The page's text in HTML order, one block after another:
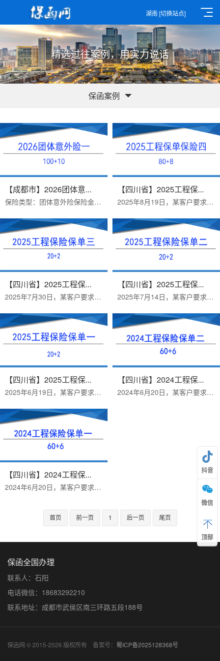
湖南[切换站点]
精选过往案例，用实力说话
保函案例
【成都市】2026团体意...
保险类型：团体意外险保险金额：100+10办理周期：三个工作日保险机构：中国太平洋保险办理时间：2026年06月09日办理优势：1、150...
【四川省】2025工程保...
2025年8月19日，某客户要求购买合同金额为1968668的建筑工程团体人身意外伤害保险。团体意外保险“80+8”一般是指伤残险80万加8万...
【四川省】2025工程保...
2025年7月30日，某客户要求购买合同金额为1235150.53的建筑工程团体人身意外伤害保险。团体意外保险“20+2”一般是指伤残险20万加...
【四川省】2025工程保...
2025年7月14日，某客户要求购买合同金额为1,233,912.07的建筑工程团体人身意外伤害保险。团体意外保险“20+2”一般是指伤残险20万...
【四川省】2025工程保...
2025年6月19日，某客户要求购买合同金额为2533910.8的建筑工程一切险。工地买意外保险“20+2”一般是指伤残险20万加2万块钱的医疗...
【四川省】2024工程保...
2024年6月20日，某客户要求购买合同金额为175万的团体意外险。工地买意外保险“60+6”一般是指伤残险60万加6万块钱的医疗保险。意...
【四川省】2024工程保...
2024年6月20日，某客户要求购买合同金额为166万的团体意外险。工地买意外保险“60+6”一般是指伤残险60万加6万块钱的医疗保险。意...
首页 前一页 1 后一页 尾页
保函全国办理
联系人：石阳
电话微信：18683292210
联系地址：成都市武侯区南三环路五段188号
保函网 © 2015-2026 版权所有 备案号： 蜀ICP备2025128368号
抖音
微信
顶部